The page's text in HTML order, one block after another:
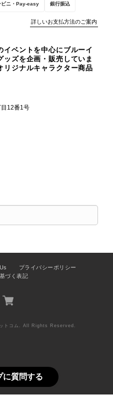
ビニ・Pay-easy 銀行振込
詳しいお支払方法のご案内
ベントを中心にブルーイ
ッズを企画・販売していま
リジナルキャラクター商品
12番1号
プライバシーポリシー
づく表記
トコム. All Rights Reserved.
に質問する